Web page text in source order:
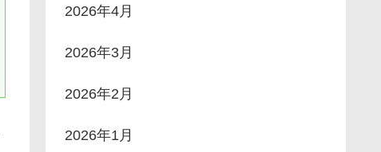
2026年4月
2026年3月
2026年2月
2026年1月